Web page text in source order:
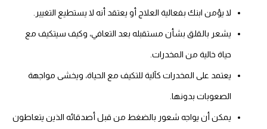
لا يؤمن ابنك بفعالية العلاج أو يعتقد أنه لا يستطيع التغيير.
يشعر بالقلق بشأن مستقبله بعد التعافي، وكيف سيتكيف مع
حياة خالية من المخدرات.
يعتمد على المخدرات كآلية للتكيف مع الحياة، ويخشى مواجهة
الصعوبات بدونها.
يمكن أن يواجه شعور بالضغط من قبل أصدقائه الذين يتعاطون